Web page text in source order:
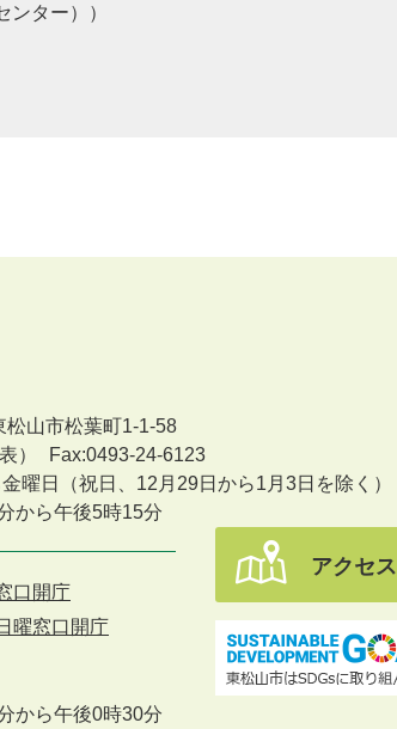
ンター）
山市松葉町1-1-58
）
Fax:0493-24-6123
曜日
（祝日、12月29日から1月3日を除く）
から午後5時15分
口開庁
曜窓口開庁
から午後0時30分
アクセス